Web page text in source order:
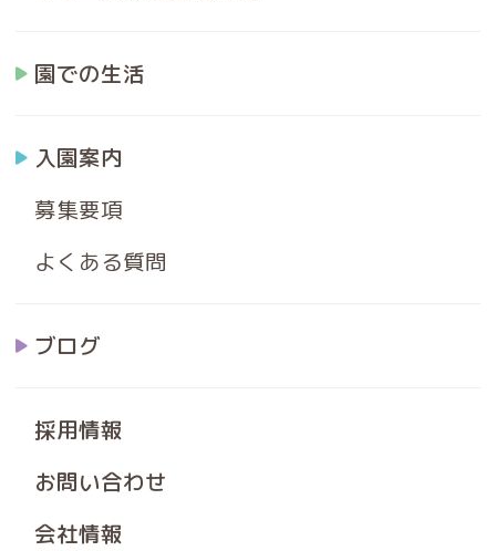
園での生活
入園案内
募集要項
よくある質問
ブログ
採用情報
お問い合わせ
会社情報